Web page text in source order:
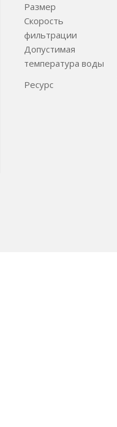
Размер
Cкорость
фильтрации
Допустимая
температура воды
Ресурс